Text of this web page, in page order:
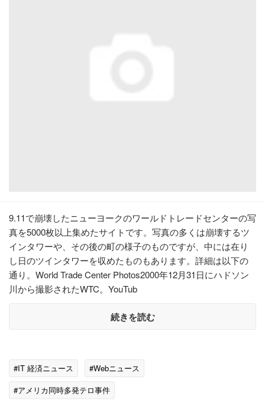
9.11で崩壊したニューヨークのワールドトレードセンターの写
真を5000枚以上集めたサイトです。写真の多くは崩壊するツ
インタワーや、その後の町の様子のものですが、中には在り
し日のツインタワーを収めたものもあります。詳細は以下の
通り。World Trade Center Photos2000年12月31日にハドソン
川から撮影されたWTC。YouTub
続きを読む
#IT 経済ニュース
#Webニュース
#アメリカ同時多発テロ事件